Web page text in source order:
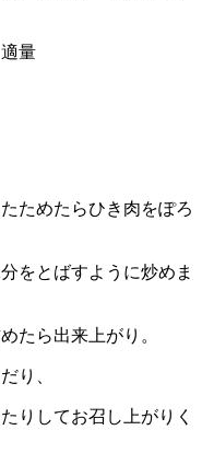
量
ためたらひき肉をぽろ
をとばすように炒めま
たら出来上がり。
り、
りしてお召し上がりく